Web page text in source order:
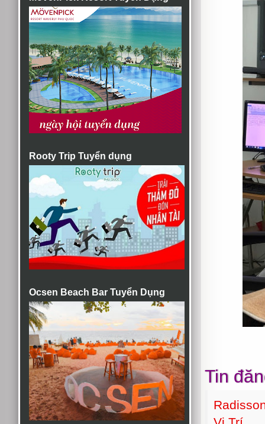
Rooty Trip Tuyển dụng
Ocsen Beach Bar Tuyển Dụng
Tin